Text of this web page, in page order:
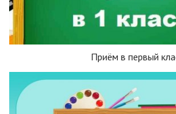
Приём в первый